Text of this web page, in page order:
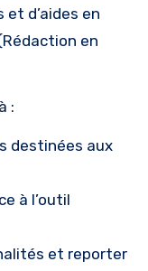
d’aides en
en
:
destinées aux
à l’outil
et reporter